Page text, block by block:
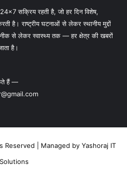
सक्रिय रहती है, जो हर दिन विशेष,
है। राष्ट्रीय घटनाओं से लेकर स्थानीय मुद्दों
से लेकर स्वास्थ्य तक — हर क्षेत्र की खबरों
है।
हैं —
Reserved | Managed by Yashoraj IT
Solutions